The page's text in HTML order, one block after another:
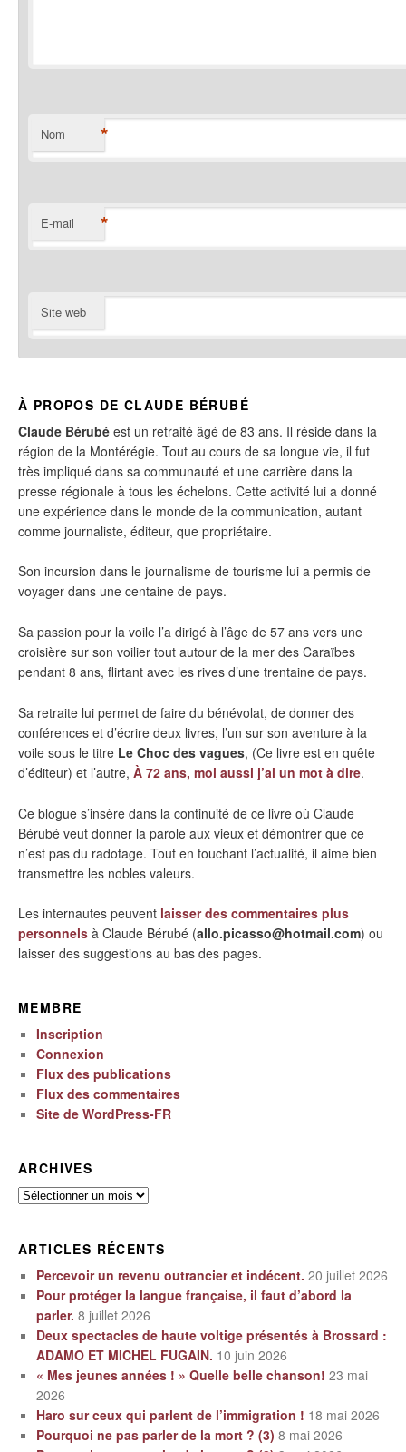
Nom *
E-mail *
Site web
À PROPOS DE CLAUDE BÉRUBÉ
Claude Bérubé est un retraité âgé de 83 ans. Il réside dans la
région de la Montérégie. Tout au cours de sa longue vie, il fut
très impliqué dans sa communauté et une carrière dans la
presse régionale à tous les échelons. Cette activité lui a donné
une expérience dans le monde de la communication, autant
comme journaliste, éditeur, que propriétaire.
Son incursion dans le journalisme de tourisme lui a permis de
voyager dans une centaine de pays.
Sa passion pour la voile l’a dirigé à l’âge de 57 ans vers une
croisière sur son voilier tout autour de la mer des Caraïbes
pendant 8 ans, flirtant avec les rives d’une trentaine de pays.
Sa retraite lui permet de faire du bénévolat, de donner des
conférences et d’écrire deux livres, l’un sur son aventure à la
voile sous le titre Le Choc des vagues, (Ce livre est en quête
d’éditeur) et l’autre, À 72 ans, moi aussi j’ai un mot à dire.
Ce blogue s’insère dans la continuité de ce livre où Claude
Bérubé veut donner la parole aux vieux et démontrer que ce
n’est pas du radotage. Tout en touchant l’actualité, il aime bien
transmettre les nobles valeurs.
Les internautes peuvent laisser des commentaires plus
personnels à Claude Bérubé (allo.picasso@hotmail.com) ou
laisser des suggestions au bas des pages.
MEMBRE
Inscription
Connexion
Flux des publications
Flux des commentaires
Site de WordPress-FR
ARCHIVES
Archives
ARTICLES RÉCENTS
Percevoir un revenu outrancier et indécent. 20 juillet 2026
Pour protéger la langue française, il faut d’abord la
parler. 8 juillet 2026
Deux spectacles de haute voltige présentés à Brossard :
ADAMO ET MICHEL FUGAIN. 10 juin 2026
« Mes jeunes années ! » Quelle belle chanson! 23 mai
2026
Haro sur ceux qui parlent de l’immigration ! 18 mai 2026
Pourquoi ne pas parler de la mort ? (3) 8 mai 2026